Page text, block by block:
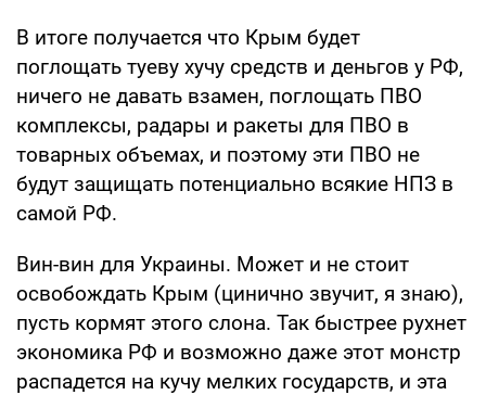
В итоге получается что Крым будет
поглощать туеву хучу средств и деньгов у РФ,
ничего не давать взамен, поглощать ПВО
комплексы, радары и ракеты для ПВО в
товарных объемах, и поэтому эти ПВО не
будут защищать потенциально всякие НПЗ в
самой РФ.
Вин-вин для Украины. Может и не стоит
освобождать Крым (цинично звучит, я знаю),
пусть кормят этого слона. Так быстрее рухнет
экономика РФ и возможно даже этот монстр
распадется на кучу мелких государств, и эта